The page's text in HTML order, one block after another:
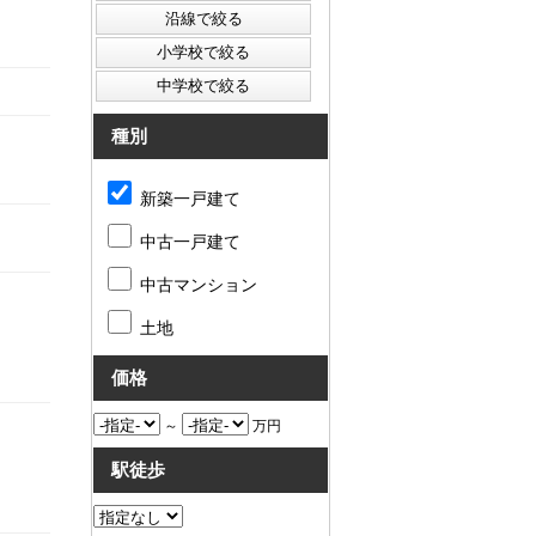
種別
新築一戸建て
中古一戸建て
中古マンション
土地
価格
～ 万円
駅徒歩